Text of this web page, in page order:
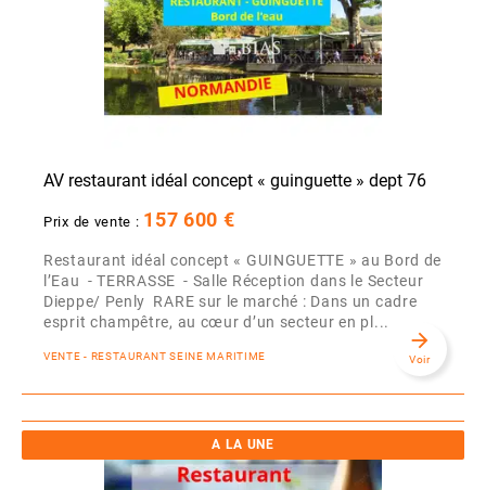
AV restaurant idéal concept « guinguette » dept 76
Prix de vente : 157 600 €
Restaurant idéal concept « GUINGUETTE » au Bord de
l’Eau - TERRASSE - Salle Réception dans le Secteur
Dieppe/ Penly RARE sur le marché : Dans un cadre
esprit champêtre, au cœur d’un secteur en pl...
VENTE - RESTAURANT SEINE MARITIME
arrow_forward
Voir
A LA UNE